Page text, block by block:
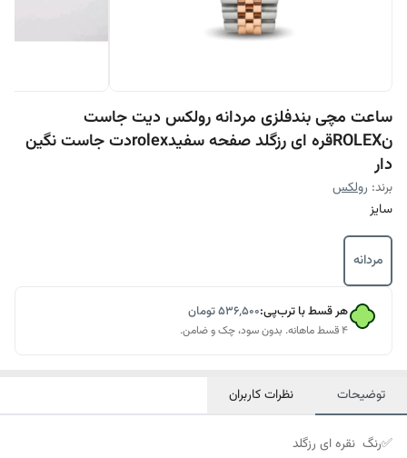
ساعت مچی بندفلزی مردانه رولکس دیت جاست
نROLEXقره ای رزگلد صفحه سفیدrolexدت جاست نگین
دار
برند: رولکس
سایز
مردانه
هر قسط با ترب‌پی:۵۳۶٬۵۰۰تومان
۴ قسط ماهانه. بدون سود، چک و ضامن.
توضیحات نظرات کاربران
✅رنگ نقره ای رزگلد